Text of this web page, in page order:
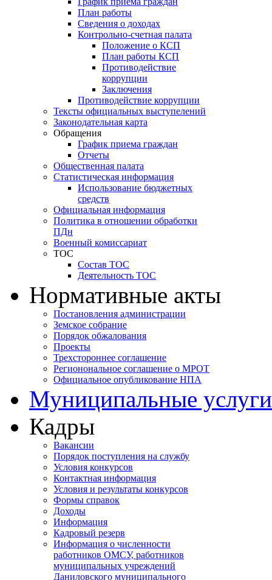
План работы
Сведения о доходах
Контрольно-счетная палата
Положение о КСП
План работы КСП
Противодействие
коррупции
Заключения
Противодействие коррупции
Тексты официальных выступелений
Законодательная карта
Обращения
График приема граждан
Отчеты
Общественная палата
Статистическая информация
Использование бюджетных
средств
Официальная информация
Политика в отношении обработки
ПДн
Военный комиссариат
ТОС
Состав ТОС
Деятельность ТОС
Нормативные акты
Постановления администрации
Земское собрание
Порядок обжалования
Проекты
Трехстороннее соглашение
Регионональное соглашение о МРОТ
Официальное опубликование НПА
Муниципальные услуги
Кадры
Вакансии
Порядок поступления на службу
Условия конкурсов
Контактная информация
Условия и результаты конкурсов
Формы справок
Доходы
Информация
Кадровый резерв
Информация о численности
работников ОМСУ, работников
муниципальных учреждений
Даниловского муниципального